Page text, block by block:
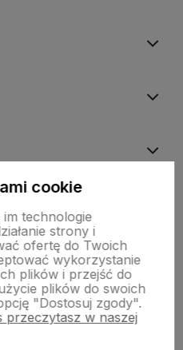
cookie
technologie
strony i
ofertę do Twoich
wykorzystanie
plików i przejść do
plików do swoich
"Dostosuj zgody".
przeczytasz w naszej